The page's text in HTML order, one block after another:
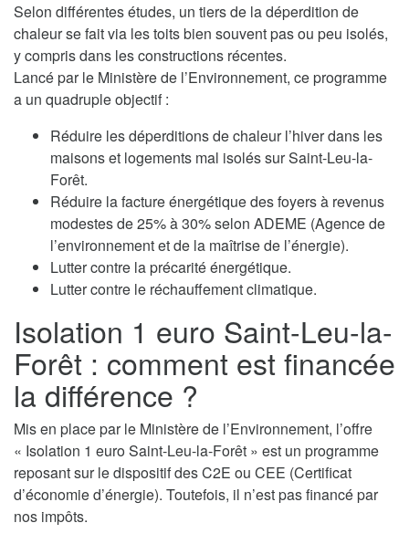
Selon différentes études, un tiers de la déperdition de
chaleur se fait via les toits bien souvent pas ou peu isolés,
y compris dans les constructions récentes.
Lancé par le Ministère de l’Environnement, ce programme
a un quadruple objectif :
Réduire les déperditions de chaleur l’hiver dans les
maisons et logements mal isolés sur Saint-Leu-la-
Forêt.
Réduire la facture énergétique des foyers à revenus
modestes de 25% à 30% selon ADEME (Agence de
l’environnement et de la maîtrise de l’énergie).
Lutter contre la précarité énergétique.
Lutter contre le réchauffement climatique.
Isolation 1 euro Saint-Leu-la-
Forêt : comment est financée
la différence ?
Mis en place par le Ministère de l’Environnement, l’offre
« Isolation 1 euro Saint-Leu-la-Forêt » est un programme
reposant sur le dispositif des C2E ou CEE (Certificat
d’économie d’énergie). Toutefois, il n’est pas financé par
nos impôts.